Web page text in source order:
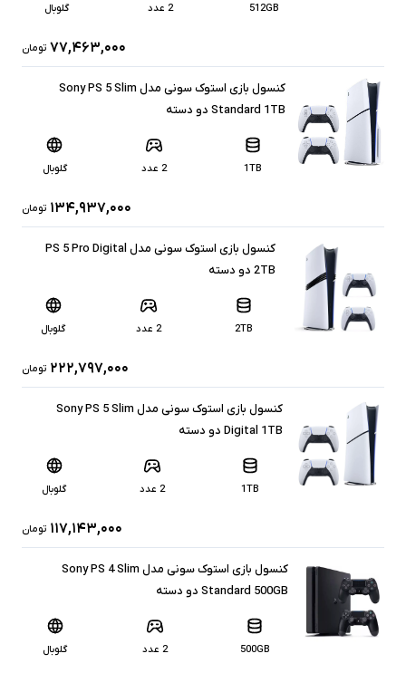
512GB 2 عدد گلوبال
۷۷,۴۶۳,۰۰۰ تومان
کنسول بازی استوک سونی مدل Sony PS 5 Slim
Standard 1TB دو دسته
1TB 2 عدد گلوبال
۱۳۴,۹۳۷,۰۰۰ تومان
کنسول بازی استوک سونی مدل PS 5 Pro Digital
2TB دو دسته
2TB 2 عدد گلوبال
۲۲۲,۷۹۷,۰۰۰ تومان
کنسول بازی استوک سونی مدل Sony PS 5 Slim
Digital 1TB دو دسته
1TB 2 عدد گلوبال
۱۱۷,۱۴۳,۰۰۰ تومان
کنسول بازی استوک سونی مدل Sony PS 4 Slim
Standard 500GB دو دسته
500GB 2 عدد گلوبال